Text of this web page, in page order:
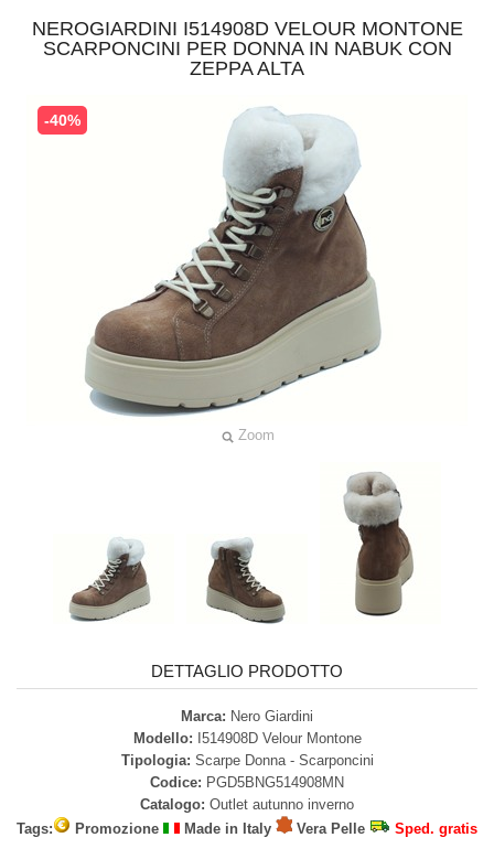
NEROGIARDINI I514908D VELOUR MONTONE
SCARPONCINI PER DONNA IN NABUK CON
ZEPPA ALTA
Zoom
-40%
DETTAGLIO PRODOTTO
Marca: Nero Giardini
Modello: I514908D Velour Montone
Tipologia: Scarpe Donna - Scarponcini
Codice: PGD5BNG514908MN
Catalogo: Outlet autunno inverno
Tags:
Promozione Made in Italy Vera Pelle Sped. gratis